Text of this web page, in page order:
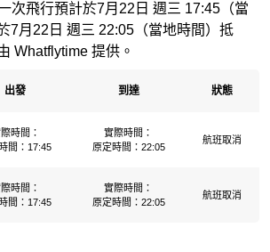
次飛行預計於7月22日 週三 17:45（當
7月22日 週三 22:05（當地時間）抵
Whatflytime 提供。
出發 到達 狀態
時間：
間：17:45
實際時間：
原定時間：22:05
航班取消
時間：
間：17:45
實際時間：
原定時間：22:05
航班取消